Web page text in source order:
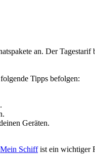
an. Der
Tipps befolgen:
Geräten.
Mein Schiffist ein wichtiger